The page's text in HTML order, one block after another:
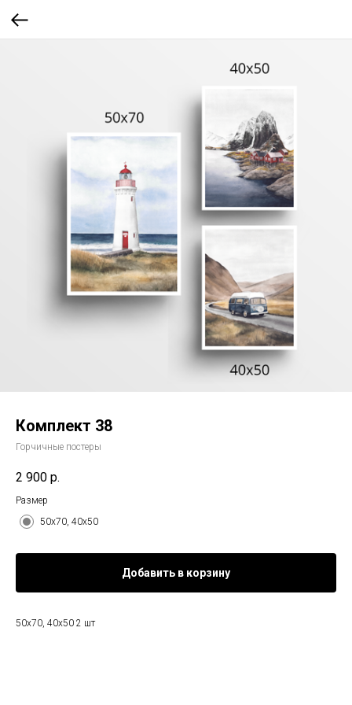
Комплект 38
Горчичные постеры
2 900 р.
Размер
50х70, 40х50
Добавить в корзину
50x70, 40х50 2 шт